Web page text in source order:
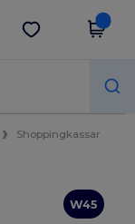
Hämta app
Shoppingkassar
W45